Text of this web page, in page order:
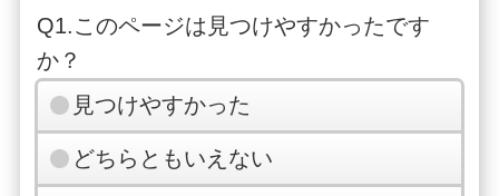
Q1.このページは見つけやすかったです
か？
見つけやすかった
どちらともいえない